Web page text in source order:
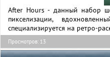
After Hours - данный набор
пикселизации,
специализируется на ретро-
Просмотров: 13